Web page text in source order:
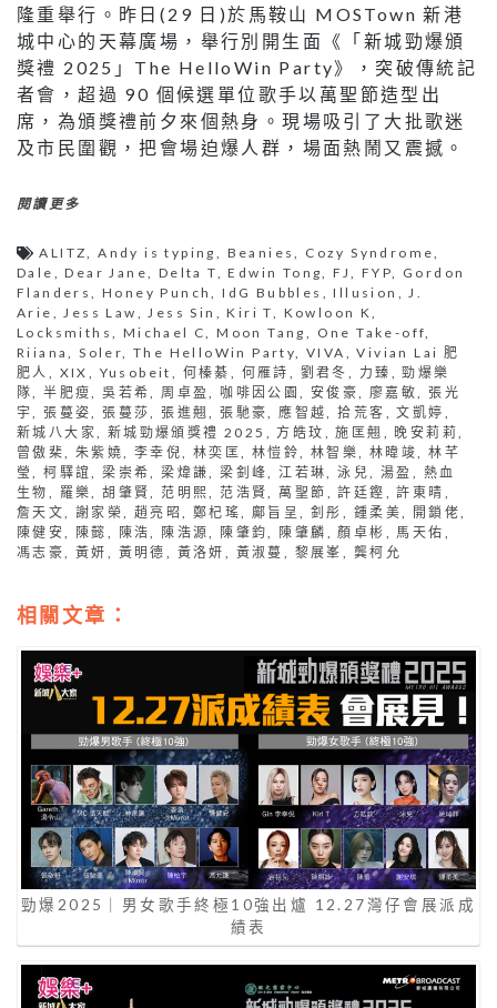
隆重舉行。昨日(29 日)於馬鞍山 MOSTown 新港
城中心的天幕廣場，舉行別開生面《「新城勁爆頒
獎禮 2025」The HelloWin Party》，突破傳統記
者會，超過 90 個候選單位歌手以萬聖節造型出
席，為頒獎禮前夕來個熱身。現場吸引了大批歌迷
及市民圍觀，把會場迫爆人群，場面熱鬧又震撼。
閱讀更多
ALITZ,Andy is typing , Beanies, Cozy Syndrome,
Dale ,Dear Jane, Delta T,Edwin Tong,FJ, FYP, Gordon
Flanders,Honey Punch,IdG Bubbles ,Illusion ,J.
Arie ,Jess Law ,Jess Sin ,Kiri T, Kowloon K,
Locksmiths, Michael C,Moon Tang , One Take-off,
Riiana,Soler,The HelloWin Party,VIVA ,Vivian Lai 肥
肥人 , XIX , Yusobeit , 何榛綦 , 何雁詩 , 劉君冬 , 力臻 ,勁爆樂
隊,半肥瘦,吳若希,周卓盈, 咖啡因公園,安俊豪,廖嘉敏,張光
宇,張蔓姿,張蔓莎,張進翹,張馳豪,應智越,拾荒客 ,文凱婷 ,
新城八大家, 新城勁爆頒獎禮 2025 ,方皓玟 ,施匡翹 , 晚安莉莉,
曾傲棐,朱紫嬈,李幸倪,林奕匡,林愷鈴,林智樂,林暐竣,林芊
瑩,柯驛誼,梁崇希,梁煒謙,梁釗峰,江若琳,泳兒, 湯盈 , 熱血
生物 , 羅樂,胡肇賢,范明熙,范浩賢,萬聖節 ,許廷鏗 ,許東晴 ,
詹天文,謝家榮,趙亮昭,鄭杞瑤,鄺旨呈,釗彤 , 鍾柔美, 開鎖佬,
陳健安, 陳懿 , 陳浩, 陳浩源, 陳肇鈞, 陳肇麟 ,顏卓彬 , 馬天佑 ,
馮志豪,黃妍 , 黃明德 , 黃洛妍 , 黃淑蔓 , 黎展峯 , 龔柯允
相關文章：
勁爆2025｜男女歌手終極10強出爐 12.27灣仔會展派成
績表